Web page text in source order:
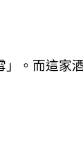
。而這家